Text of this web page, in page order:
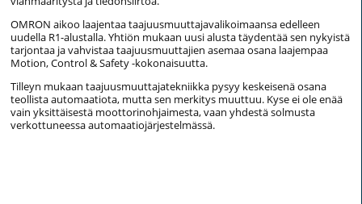
OMRON aikoo laajentaa taajuusmuuttajavalikoimaansa edelleen
uudella R1-alustalla. Yhtiön mukaan uusi alusta täydentää sen nykyistä
tarjontaa ja vahvistaa taajuusmuuttajien asemaa osana laajempaa
Motion, Control & Safety -kokonaisuutta.
Tilleyn mukaan taajuusmuuttajatekniikka pysyy keskeisenä osana
teollista automaatiota, mutta sen merkitys muuttuu. Kyse ei ole enää
vain yksittäisestä moottorinohjaimesta, vaan yhdestä solmusta
verkottuneessa automaatiojärjestelmässä.